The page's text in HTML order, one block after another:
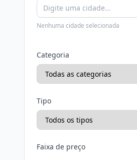
Nenhuma cidade selecionada
Categoria
Tipo
Faixa de preço